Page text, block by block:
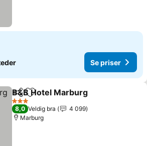
Se priser
Del Legg til i favoritter
B&B Hotel Marburg
3 Stjerner
8,0 Veldig bra
4 099
Marburg